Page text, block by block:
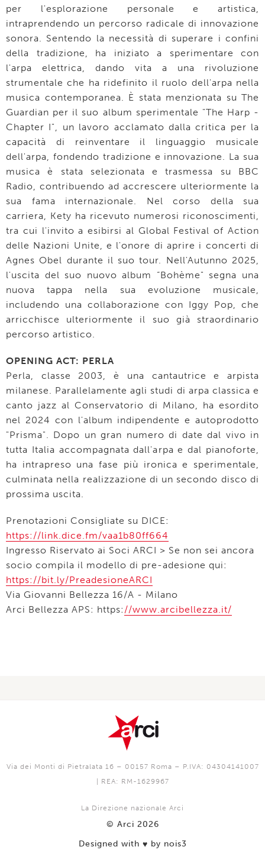
per l'esplorazione personale e artistica,
intraprendendo un percorso radicale di innovazione
sonora. Sentendo la necessità di superare i confini
della tradizione, ha iniziato a sperimentare con
l'arpa elettrica, dando vita a una rivoluzione
strumentale che ha ridefinito il ruolo dell'arpa nella
musica contemporanea. È stata menzionata su The
Guardian per il suo album sperimentale "The Harp -
Chapter I", un lavoro acclamato dalla critica per la
capacità di reinventare il linguaggio musicale
dell'arpa, fondendo tradizione e innovazione. La sua
musica è stata selezionata e trasmessa su BBC
Radio, contribuendo ad accrescere ulteriormente la
sua fama internazionale. Nel corso della sua
carriera, Kety ha ricevuto numerosi riconoscimenti,
tra cui l'invito a esibirsi al Global Festival of Action
delle Nazioni Unite, e l'onore di aprire i concerti di
Agnes Obel durante il suo tour. Nell'Autunno 2025,
l'uscita del suo nuovo album “Bohème" segna una
nuova tappa nella sua evoluzione musicale,
includendo una collaborazione con Iggy Pop, che
arricchisce ulteriormente il suo già straordinario
percorso artistico.
OPENING ACT: PERLA
Perla, classe 2003, è una cantautrice e arpista
milanese. Parallelamente agli studi di arpa classica e
canto jazz al Conservatorio di Milano, ha esordito
nel 2024 con l'album indipendente e autoprodotto
"Prisma". Dopo un gran numero di date dal vivo in
tutta Italia accompagnata dall'arpa e dal pianoforte,
ha intrapreso una fase più ironica e sperimentale,
culminata nella realizzazione di un secondo disco di
prossima uscita.
Prenotazioni Consigliate su DICE:
https://link.dice.fm/vaa1b80ff664
Ingresso Riservato ai Soci ARCI > Se non sei ancora
socio compila il modello di pre-adesione qui:
https://bit.ly/PreadesioneARCI
Via Giovanni Bellezza 16/A - Milano
Arci Bellezza APS: https: //www.arcibellezza.it/
Via dei Monti di Pietralata 16 – 00157 Roma – P.IVA: 04304141007
| REA: RM-1629967
La Direzione nazionale Arci
© Arci 2026
Designed with ♥️ by nois3